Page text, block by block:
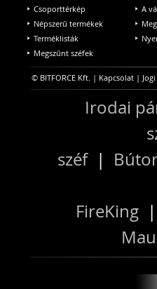
Csoporttérkép
Népszerű termékek
Terméklisták
Megszűnt széfek
A
© BITFORCE Kft. | Kapcsolat |
Irodai
széf|
FireKing |